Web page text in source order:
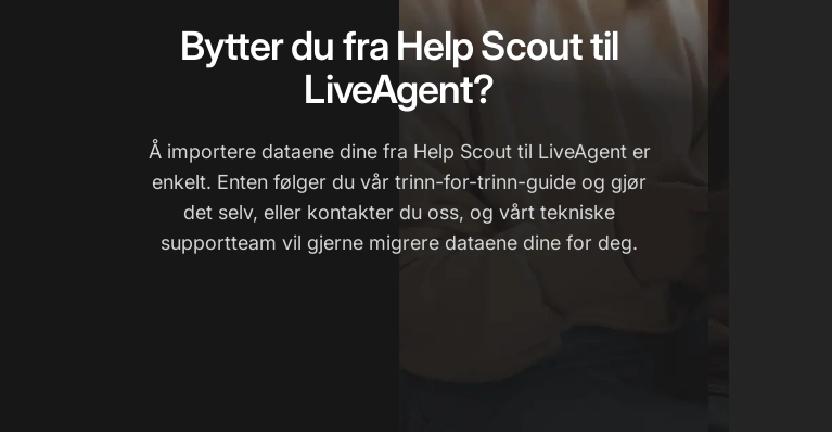
Bytter du fra Help Scout til
LiveAgent?
Å importere dataene dine fra Help Scout til LiveAgent er
enkelt. Enten følger du vår trinn-for-trinn-guide og gjør
det selv, eller kontakter du oss, og vårt tekniske
supportteam vil gjerne migrere dataene dine for deg.